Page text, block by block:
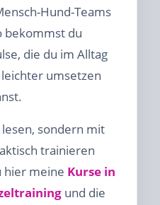
Hund-Teams
bekommst du
die du im Alltag
umsetzen
sondern mit
trainieren
hier meine Kurse in
und die